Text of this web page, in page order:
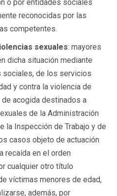
o por entidades sociales
reconocidas por las
competentes.
sexuales: mayores
dicha situación mediante
de los servicios
y contra la violencia de
acogida destinados a
de la Administración
la Inspección de Trabajo y de
casos objeto de actuación
recaída en el orden
cualquier otro título
víctimas menores de edad,
además, por